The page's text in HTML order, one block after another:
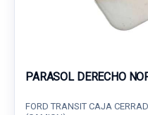
PARASOL DERECHO
FORD TRANSIT CAJA